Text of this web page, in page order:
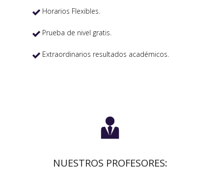
 Horarios Flexibles.
 Prueba de nivel gratis.
 Extraordinarios resultados académicos.

NUESTROS PROFESORES: